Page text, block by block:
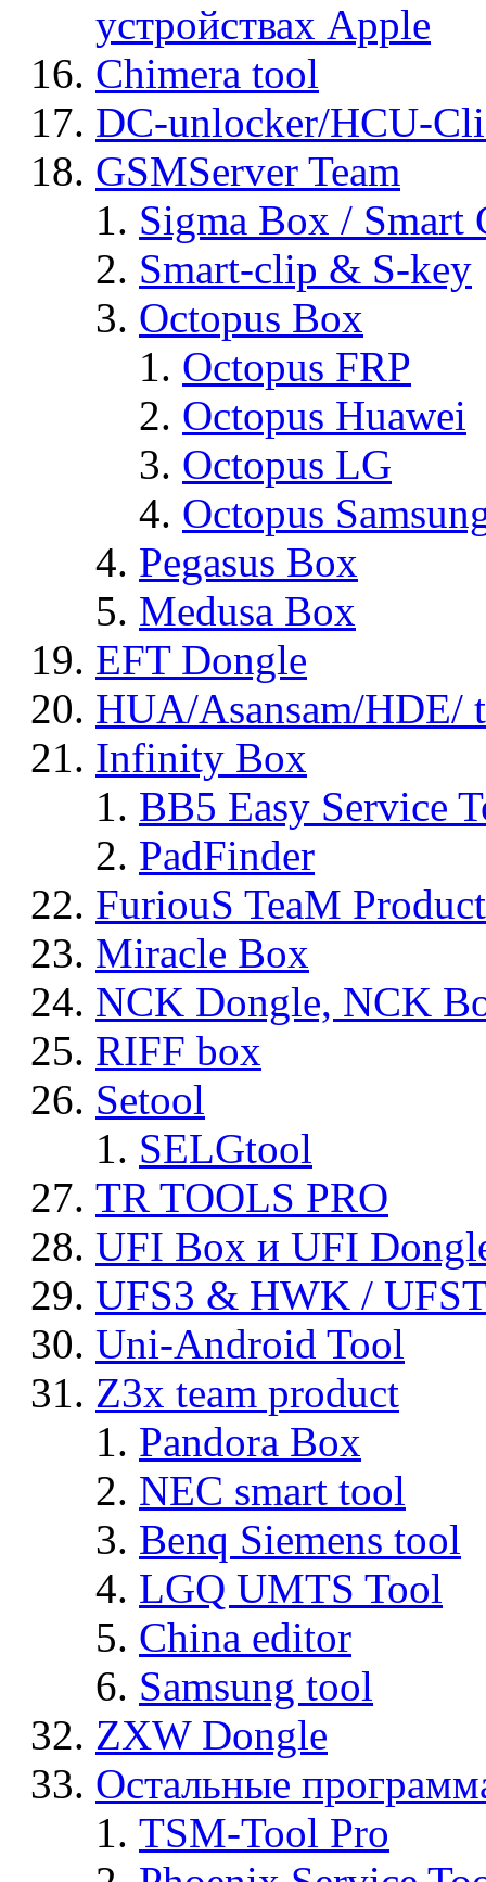
устройствах Apple
Chimera tool
DC-unlocker/HCU-
GSMServer Team
Sigma Box / Smart
Smart-clip & S-key
Octopus Box
Octopus FRP
Octopus Huawei
Octopus LG
Octopus
Pegasus Box
Medusa Box
EFT Dongle
HUA/Asansam/HDE/
Infinity Box
BB5 Easy Service
PadFinder
FuriouS TeaM
Miracle Box
NCK Dongle, NCK
RIFF box
Setool
SELGtool
TR TOOLS PRO
UFI Box и UFI
UFS3 & HWK /
Uni-Android Tool
Z3x team product
Pandora Box
NEC smart tool
Benq Siemens tool
LGQ UMTS Tool
China editor
Samsung tool
ZXW Dongle
Остальные
TSM-Tool Pro